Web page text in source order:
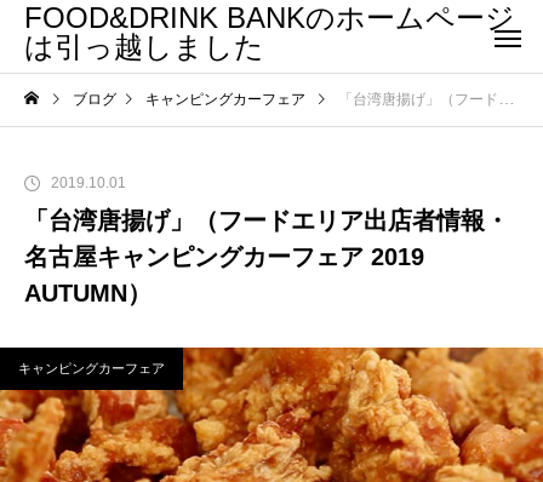
FOOD&DRINK BANKのホームページ
は引っ越しました
ブログ キャンピングカーフェア 「台湾唐揚げ」（フードエリア出店者情報・名古屋キャンピングカーフェア 2019 AUTUMN）
2019.10.01
「台湾唐揚げ」（フードエリア出店者情報・
名古屋キャンピングカーフェア 2019
AUTUMN）
キャンピングカーフェア